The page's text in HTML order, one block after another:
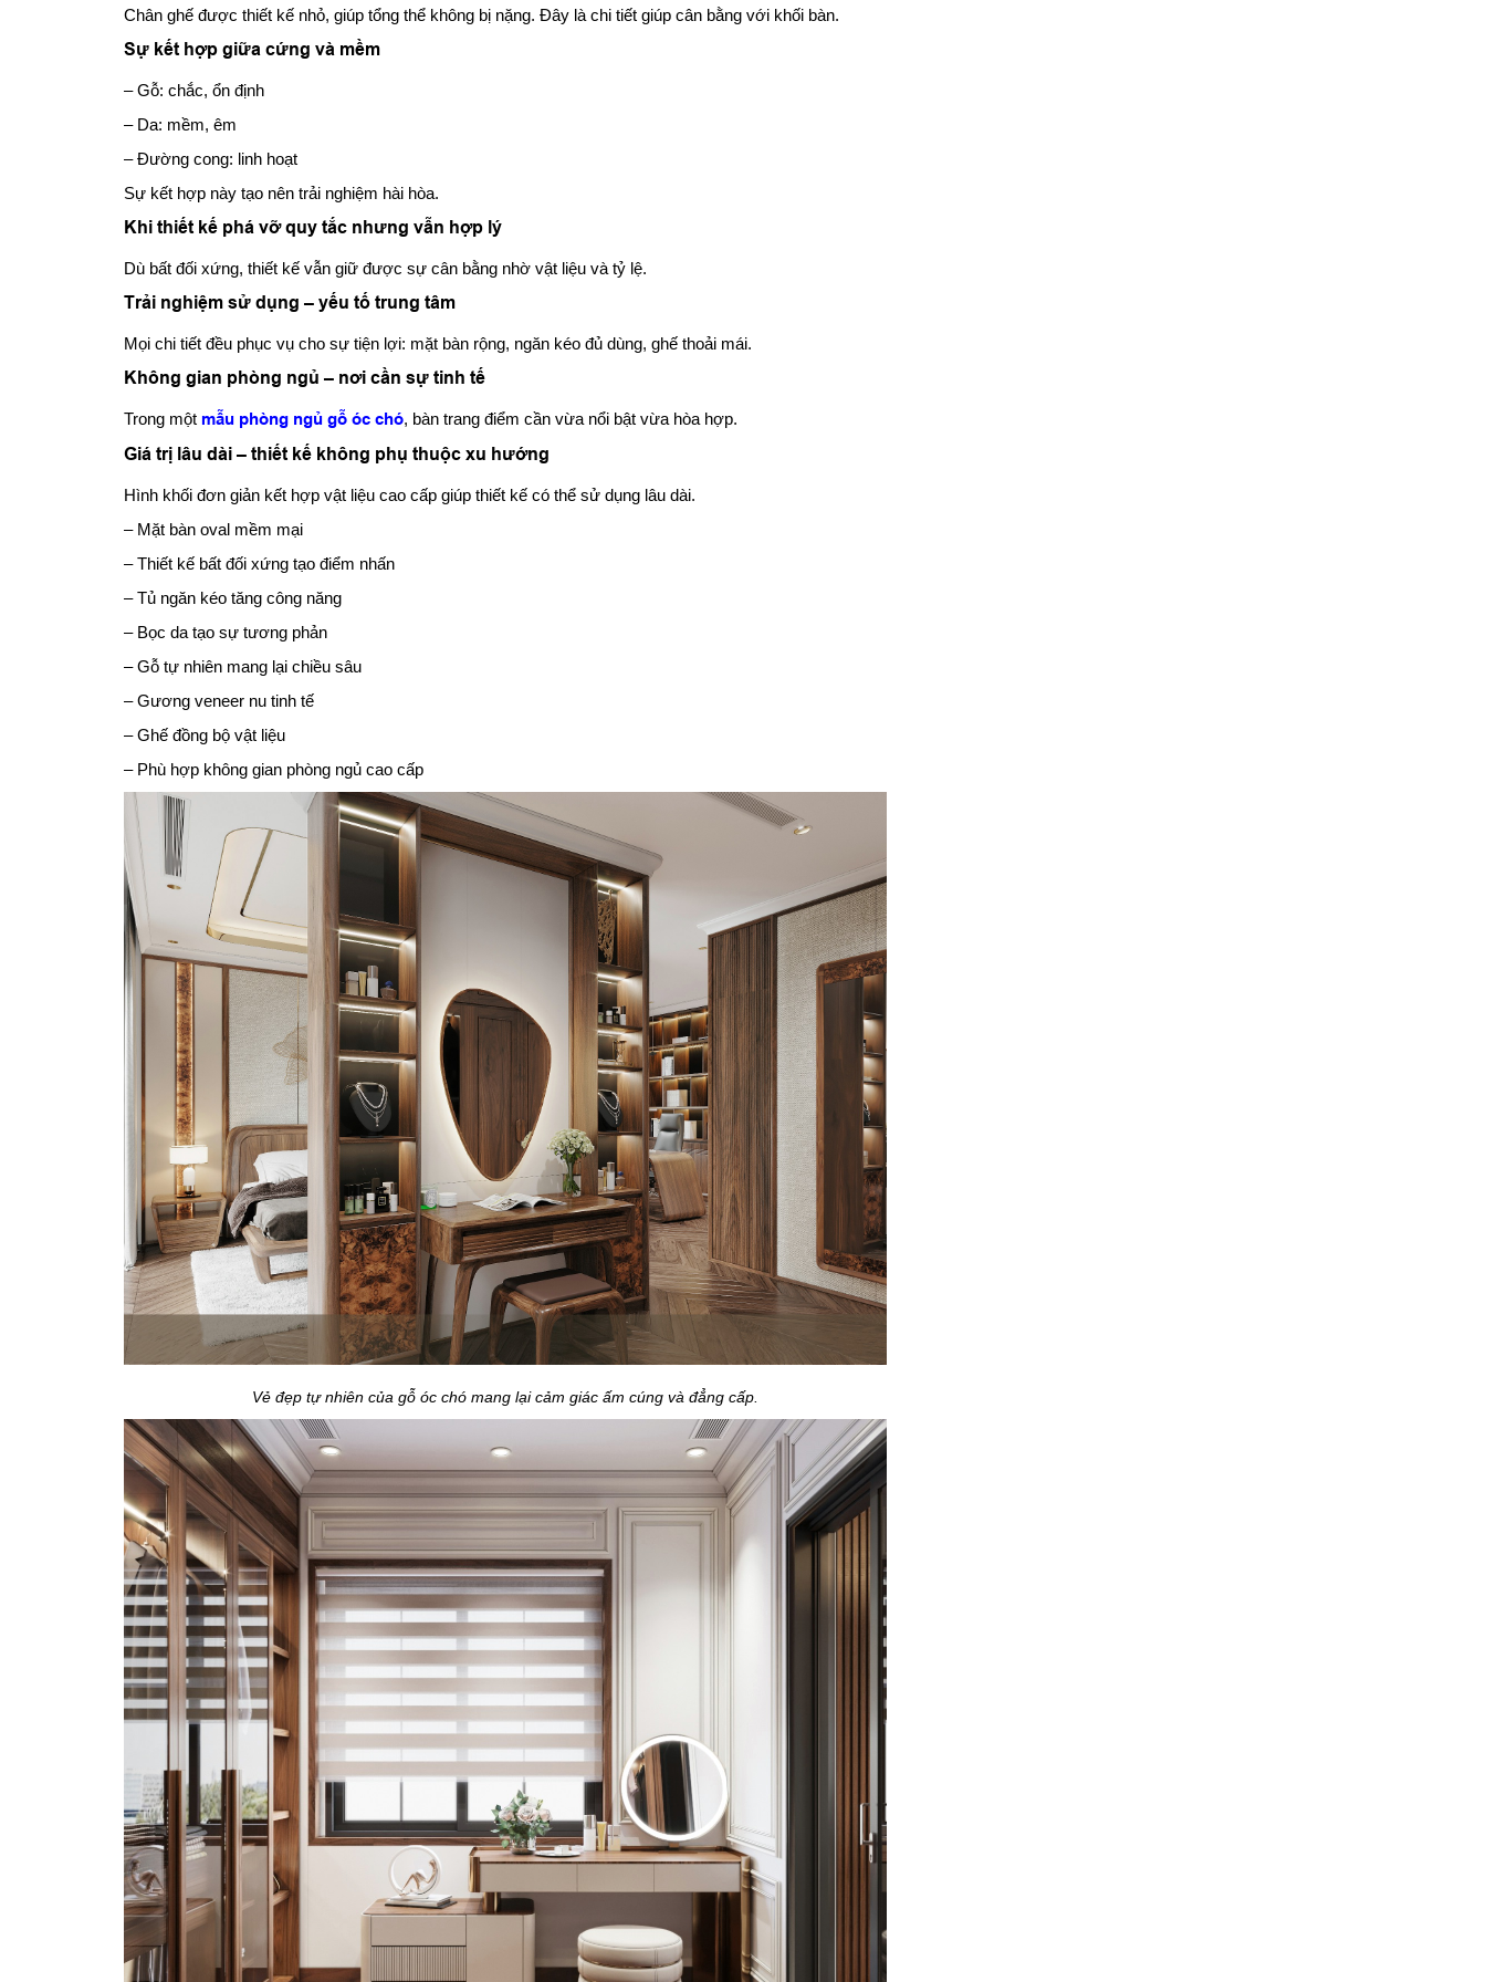
Chân ghế được thiết kế nhỏ, giúp tổng thể không bị nặng. Đây là chi tiết giúp cân bằng với khối bàn.
Sự kết hợp giữa cứng và mềm
– Gỗ: chắc, ổn định
– Da: mềm, êm
– Đường cong: linh hoạt
Sự kết hợp này tạo nên trải nghiệm hài hòa.
Khi thiết kế phá vỡ quy tắc nhưng vẫn hợp lý
Dù bất đối xứng, thiết kế vẫn giữ được sự cân bằng nhờ vật liệu và tỷ lệ.
Trải nghiệm sử dụng – yếu tố trung tâm
Mọi chi tiết đều phục vụ cho sự tiện lợi: mặt bàn rộng, ngăn kéo đủ dùng, ghế thoải mái.
Không gian phòng ngủ – nơi cần sự tinh tế
Trong một mẫu phòng ngủ gỗ óc chó, bàn trang điểm cần vừa nổi bật vừa hòa hợp.
Giá trị lâu dài – thiết kế không phụ thuộc xu hướng
Hình khối đơn giản kết hợp vật liệu cao cấp giúp thiết kế có thể sử dụng lâu dài.
– Mặt bàn oval mềm mại
– Thiết kế bất đối xứng tạo điểm nhấn
– Tủ ngăn kéo tăng công năng
– Bọc da tạo sự tương phản
– Gỗ tự nhiên mang lại chiều sâu
– Gương veneer nu tinh tế
– Ghế đồng bộ vật liệu
– Phù hợp không gian phòng ngủ cao cấp
Vẻ đẹp tự nhiên của gỗ óc chó mang lại cảm giác ấm cúng và đẳng cấp.